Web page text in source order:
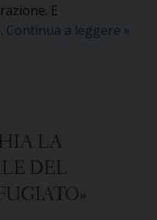
E
Continua a leggere »
LA
DEL